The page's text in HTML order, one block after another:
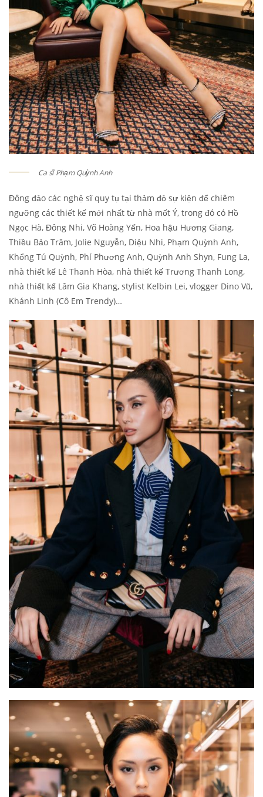
Ca sĩ Phạm Quỳnh Anh
Đông đảo các nghệ sĩ quy tụ tại thảm đỏ sự kiện để chiêm
ngưỡng các thiết kế mới nhất từ nhà mốt Ý, trong đó có Hồ
Ngọc Hà, Đông Nhi, Võ Hoàng Yến, Hoa hậu Hương Giang,
Thiều Bảo Trâm, Jolie Nguyễn, Diệu Nhi, Phạm Quỳnh Anh,
Khổng Tú Quỳnh, Phí Phương Anh, Quỳnh Anh Shyn, Fung La,
nhà thiết kế Lê Thanh Hòa, nhà thiết kế Trương Thanh Long,
nhà thiết kế Lâm Gia Khang, stylist Kelbin Lei, vlogger Dino Vũ,
Khánh Linh (Cô Em Trendy)…